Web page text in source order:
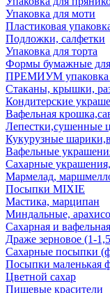
Упаковка для моти
Пластиковая
Подложки, салфетки
Упаковка для торта
Формы бумажные
ПРЕМИУМ упаковка
Стаканы, крышки,
Кондитерские
Вафельная
Лепестки,сушенные
Кукурузные
Вафельные
Сахарные
Мармелад,
Посыпки MIXIE
Мастика, марципан
Миндальные,
Сахарная и
Драже зерновое (1-
Сахарные посыпки
Посыпки маленькая
Цветной сахар
Пищевые красители